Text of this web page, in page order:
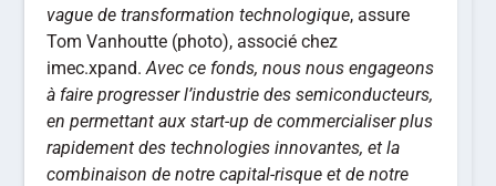
vague de transformation technologique, assure
Tom Vanhoutte (photo), associé chez
imec.xpand.Avec ce fonds, nous nous engageons
à faire progresser l’industrie des semiconducteurs,
en permettant aux start-up de commercialiser plus
rapidement des technologies innovantes, et la
combinaison de notre capital-risque et de notre